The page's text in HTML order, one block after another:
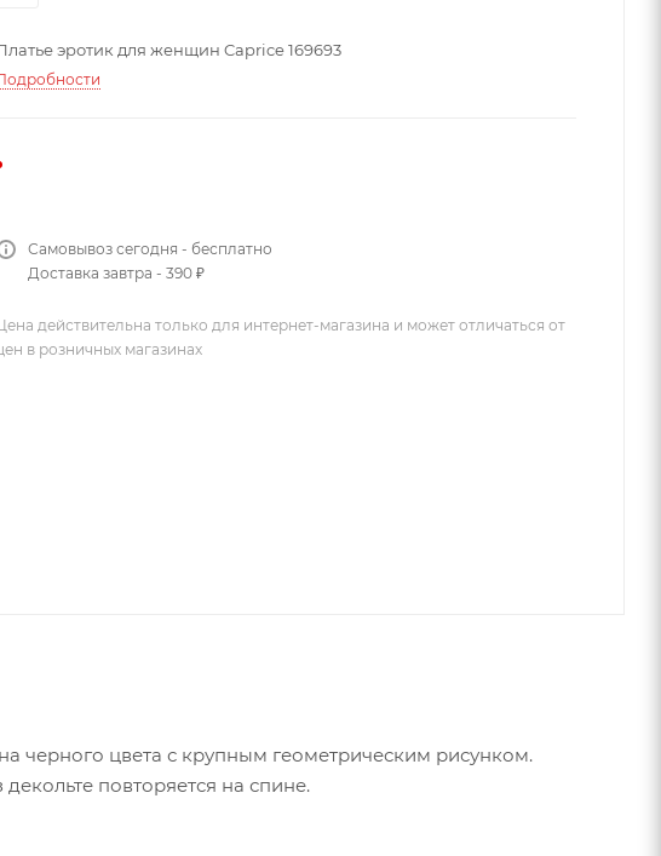
эротик для женщин Caprice 169693
Самовывоз сегодня - бесплатно
Доставка завтра - 390 ₽
действительна только для интернет-магазина и может отличаться от
в розничных магазинах
черного цвета с крупным геометрическим рисунком.
повторяется на спине.